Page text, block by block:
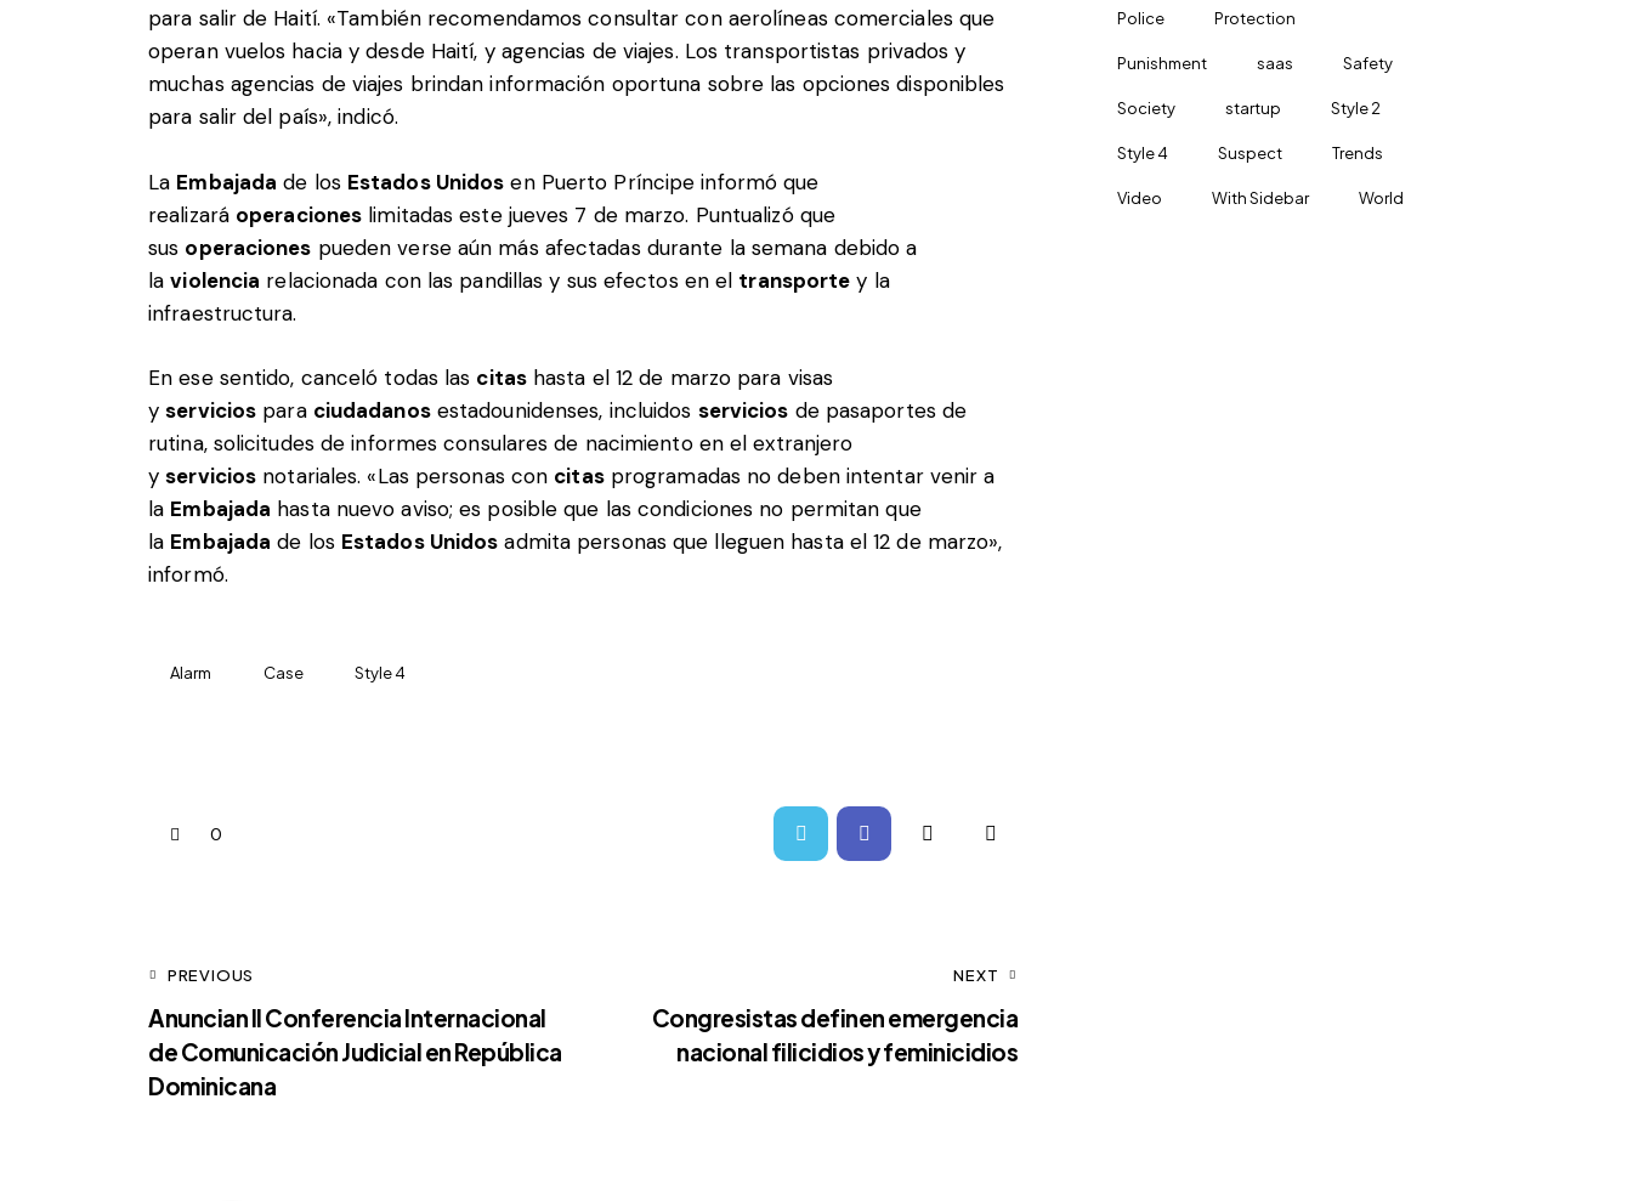
para salir de Haití. «También recomendamos consultar con aerolíneas comerciales que
operan vuelos hacia y desde Haití, y agencias de viajes. Los transportistas privados y
muchas agencias de viajes brindan información oportuna sobre las opciones disponibles
para salir del país», indicó.
La Embajada de los Estados Unidos en Puerto Príncipe informó que
realizará operaciones limitadas este jueves 7 de marzo. Puntualizó que
sus operaciones pueden verse aún más afectadas durante la semana debido a
laviolencia relacionada con las pandillas y sus efectos en el transporte y la
infraestructura.
En ese sentido, canceló todas las citashasta el 12 de marzo para visas
yservicios para ciudadanosestadounidenses, incluidos servicios de pasaportes de
rutina, solicitudes de informes consulares de nacimiento en el extranjero
yservicios notariales. «Las personas con citasprogramadas no deben intentar venir a
la Embajada hasta nuevo aviso; es posible que las condiciones no permitan que
la Embajada de los Estados Unidos admita personas que lleguen hasta el 12 de marzo»,
informó.
Alarm Case Style 4
0
PREVIOUS
Anuncian II Conferencia Internacional
de Comunicación Judicial en República
Dominicana
NEXT
Congresistas definen emergencia
nacional filicidios y feminicidios
Police Protection
Punishment saas Safety
Society startup Style 2
Style 4 Suspect Trends
Video With Sidebar World